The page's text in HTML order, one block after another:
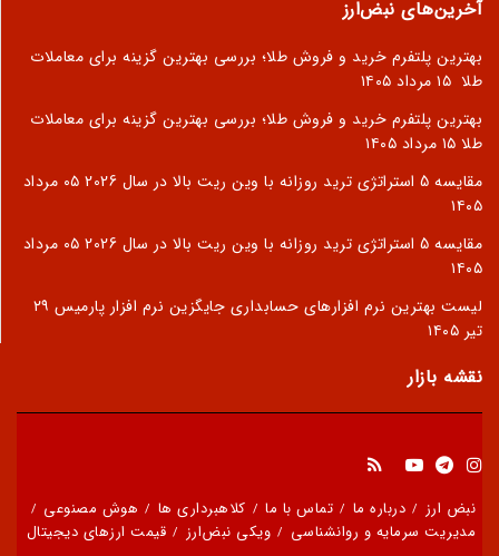
آخرین‌های نبض‌ارز
بهترین پلتفرم خرید و فروش طلا؛ بررسی بهترین گزینه برای معاملات
طلا ۱۵ مرداد ۱۴۰۵
بهترین پلتفرم خرید و فروش طلا؛ بررسی بهترین گزینه برای معاملات
طلا ۱۵ مرداد ۱۴۰۵
مقایسه 5 استراتژی ترید روزانه با وین ریت بالا در سال 2026
۰۵ مرداد
۱۴۰۵
مقایسه 5 استراتژی ترید روزانه با وین ریت بالا در سال 2026
۰۵ مرداد
۱۴۰۵
لیست بهترین نرم افزارهای حسابداری جایگزین نرم افزار پارمیس ۲۹
تیر ۱۴۰۵
نقشه بازار
نبض ارز درباره ما تماس با ما کلاهبرداری ها
هوش مصنوعی
مدیریت سرمایه و روانشناسی
ویکی نبض‌ارز قیمت ارزهای دیجیتال